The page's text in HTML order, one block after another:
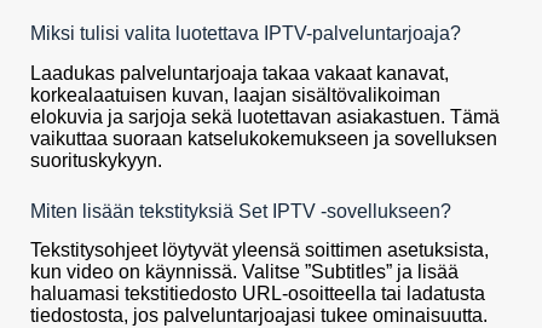
Miksi tulisi valita luotettava IPTV-palveluntarjoaja?
Laadukas palveluntarjoaja takaa vakaat kanavat,
korkealaatuisen kuvan, laajan sisältövalikoiman
elokuvia ja sarjoja sekä luotettavan asiakastuen. Tämä
vaikuttaa suoraan katselukokemukseen ja sovelluksen
suorituskykyyn.
Miten lisään tekstityksiä Set IPTV -sovellukseen?
Tekstitysohjeet löytyvät yleensä soittimen asetuksista,
kun video on käynnissä. Valitse ”Subtitles” ja lisää
haluamasi tekstitiedosto URL-osoitteella tai ladatusta
tiedostosta, jos palveluntarjoajasi tukee ominaisuutta.